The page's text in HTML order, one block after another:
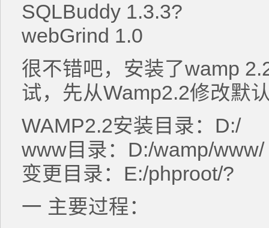
SQLBuddy 1.3.3?
webGrind 1.0
很不错吧，安装了wamp
试，先从Wamp2.2修改默
WAMP2.2安装目录：D:/
www目录：D:/wamp/www/
变更目录：E:/phproot/?
一 主要过程：